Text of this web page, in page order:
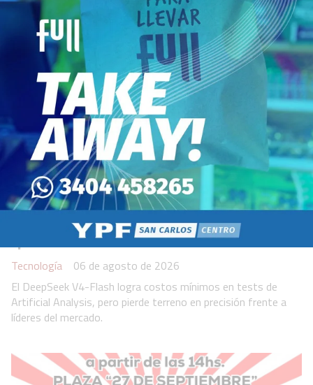
DeepSeek sacudió el mercado de
las IA y lanzó un modelo más barato
que otras herramientas
Tecnología
06 de agosto de 2026
El DeepSeek V4-Flash logra costos mínimos en tests de
Artificial Analysis, pero pierde terreno en precisión frente a
líderes del mercado.